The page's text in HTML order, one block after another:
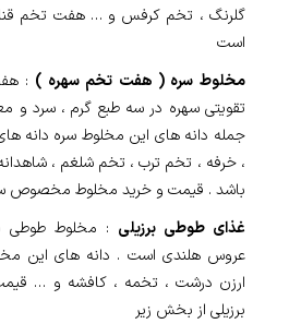
گلرنگ ، تخم کرفس و … هفت تخم
است
مخلوط سره ( هفت تخم سهره ) :
تقویتی سهره در سه طبع گرم ، سرد و
جمله دانه های این مخلوط سره دانه
، خرفه ، تخم ترب ، تخم شلغم ،
باشد . قیمت و خرید مخلوط مخصوص
غذای طوطی برزیلی : مخلوط طوطی
عروس هلندی است . دانه های این
ارزن درشت ، تخمه ، کافشه و …
برزیلی از بخش زیر